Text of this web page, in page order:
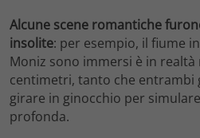
Alcune scene romantiche
insolite: per esempio, il fiume
Moniz sono immersi è in
centimetri, tanto che
girare in ginocchio per
profonda.